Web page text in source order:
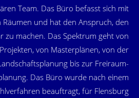
Team. Das Büro befasst sich mit
und hat den Anspruch, den
zu machen. Das Spektrum geht von
von Masterplänen, von der
bis zur Freiraum-
Das Büro wurde nach einem
beauftragt, für Flensburg